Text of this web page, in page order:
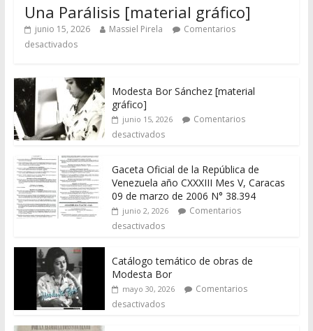
Una Parálisis [material gráfico]
junio 15, 2026 Massiel Pirela
Comentarios
desactivados
Modesta Bor Sánchez [material
gráfico]
junio 15, 2026
Comentarios
desactivados
Gaceta Oficial de la República de
Venezuela año CXXXIII Mes V, Caracas
09 de marzo de 2006 N° 38.394
junio 2, 2026
Comentarios
desactivados
Catálogo temático de obras de
Modesta Bor
mayo 30, 2026
Comentarios
desactivados